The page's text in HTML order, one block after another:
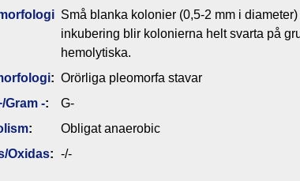
Små blanka kolonier (0,5-2 mm i
inkubering blir kolonierna helt svarta på
hemolytiska.
: Orörliga pleomorfa stavar
Gram -:
G-
:
Obligat anaerobic
Oxidas: -/-